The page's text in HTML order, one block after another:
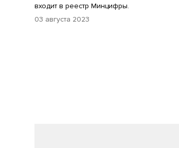
входит в реестр Минцифры.
03 августа 2023